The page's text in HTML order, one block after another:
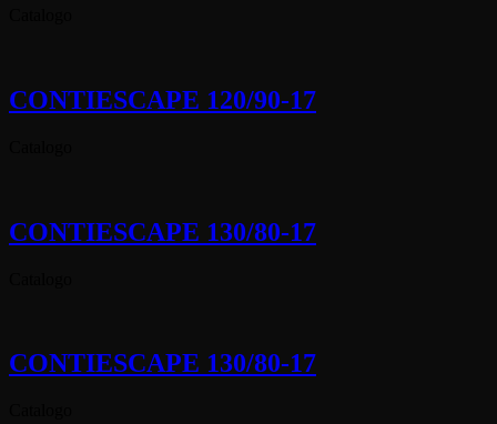
CONTIESCAPE 120/90-17
CONTIESCAPE 130/80-17
CONTIESCAPE 130/80-17